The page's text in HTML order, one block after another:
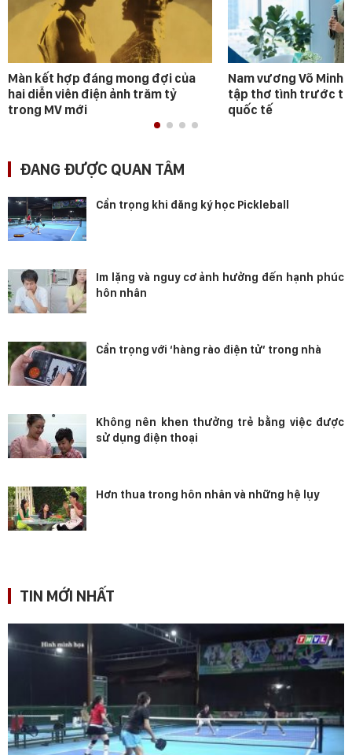
Màn kết hợp đáng mong đợi của
hai diễn viên điện ảnh trăm tỷ
trong MV mới
Nam vương Võ Minh
tập thơ tình trước
quốc tế
ĐANG ĐƯỢC QUAN TÂM
Cẩn trọng khi đăng ký học Pickleball
Im lặng và nguy cơ ảnh hưởng đến hạnh phúc
hôn nhân
Cẩn trọng với ‘hàng rào điện tử’ trong nhà
Không nên khen thưởng trẻ bằng việc được
sử dụng điện thoại
Hơn thua trong hôn nhân và những hệ lụy
TIN MỚI NHẤT